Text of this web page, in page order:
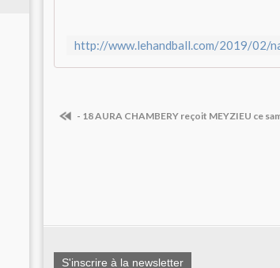
- 18 AURA CHAMBERY reçoit MEYZIEU ce
S'inscrire à la newsletter